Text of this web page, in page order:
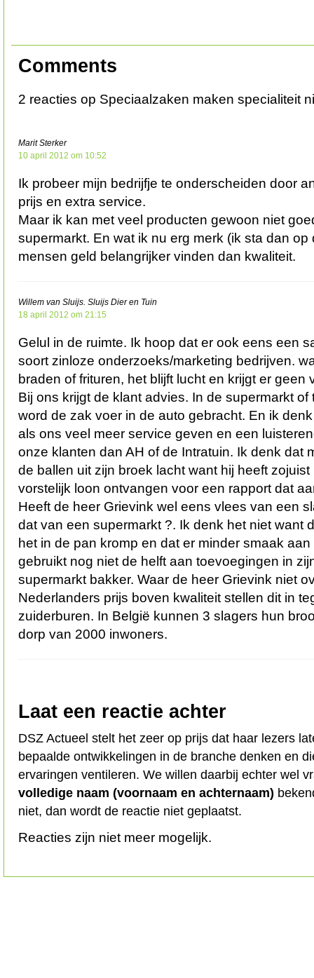
Comments
2 reacties op Speciaalzaken maken specialiteit
Marit Sterker
10 april 2012 om 10:52
Ik probeer mijn bedrijfje te onderscheiden door
prijs en extra service.
Maar ik kan met veel producten gewoon niet
supermarkt. En wat ik nu erg merk (ik sta dan op
mensen geld belangrijker vinden dan kwaliteit.
Willem van Sluijs. Sluijs Dier en Tuin
18 april 2012 om 21:15
Gelul in de ruimte. Ik hoop dat er ook eens een
soort zinloze onderzoeks/marketing bedrijven.
braden of frituren, het blijft lucht en krijgt er geen
Bij ons krijgt de klant advies. In de supermarkt
word de zak voer in de auto gebracht. En ik
als ons veel meer service geven en een
onze klanten dan AH of de Intratuin. Ik denk dat
de ballen uit zijn broek lacht want hij heeft
vorstelijk loon ontvangen voor een rapport dat
Heeft de heer Grievink wel eens vlees van een
dat van een supermarkt ?. Ik denk het niet want
het in de pan kromp en dat er minder smaak
gebruikt nog niet de helft aan toevoegingen in
supermarkt bakker. Waar de heer Grievink niet
Nederlanders prijs boven kwaliteit stellen dit in
zuiderburen. In België kunnen 3 slagers hun
dorp van 2000 inwoners.
Laat een reactie achter
DSZ Actueel stelt het zeer op prijs dat haar lezers
bepaalde ontwikkelingen in de branche denken en
ervaringen ventileren. We willen daarbij echter wel
volledige naam (voornaam en achternaam)
niet, dan wordt de reactie niet geplaatst.
Reacties zijn niet meer mogelijk.